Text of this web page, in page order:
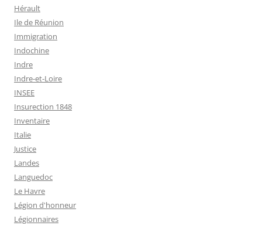
Hérault
Ile de Réunion
Immigration
Indochine
Indre
Indre-et-Loire
INSEE
Insurection 1848
Inventaire
Italie
Justice
Landes
Languedoc
Le Havre
Légion d'honneur
Légionnaires